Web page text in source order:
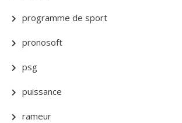
programme de sport
pronosoft
psg
puissance
rameur